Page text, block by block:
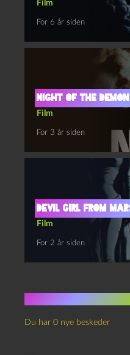
Film
For 6 år siden
Night of the demon
Film
For 3 år siden
Devil Girl from
Film
For 2 år siden
Du har 0 nye beskeder